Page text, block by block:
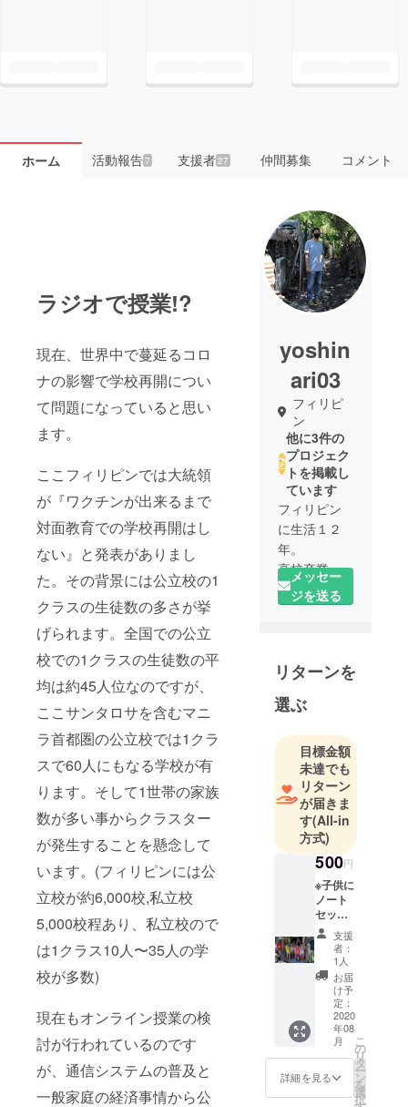
ホーム 活動報告7 支援者27 仲間募集 コメント
ラジオで授業!?
現在、世界中で蔓延るコロ
ナの影響で学校再開につい
て問題になっていると思い
ます。
ここフィリピンでは大統領
が『ワクチンが出来るまで
対面教育での学校再開はし
ない』と発表がありまし
た。その背景には公立校の1
クラスの生徒数の多さが挙
げられます。全国での公立
校での1クラスの生徒数の平
均は約45人位なのですが、
ここサンタロサを含むマニ
ラ首都圏の公立校では1クラ
スで60人にもなる学校が有
ります。そして1世帯の家族
数が多い事からクラスター
が発生することを懸念して
います。(フィリピンには公
立校が約6,000校,私立校
5,000校程あり、私立校ので
は1クラス10人〜35人の学
校が多数)
現在もオンライン授業の検
討が行われているのです
が、通信システムの普及と
一般家庭の経済事情から公
yoshin
ari03
フィリピ
ン
他に3件の
プロジェク
トを掲載し
ています
フィリピン
に生活１２
年。
高校卒業後
オーストラ
リアに３年
月間皮革研
で１年間
の皮革工場
就職。
３０歳に
フィリピン
に戻り現在
までフィリ
ピン国内で
活動してい
ます。
鞄、財布、
小物等の皮
革製品の製
造を生業と
しており、
2019年に日
CADDAD
メッセー
ジを送る
リターンを
選ぶ
目標金額
未達でも
リターン
が届きま
す(All-in
方式)
500円
※子供に
ノート
セット
を渡す
際に、
ご支援
者様の
ネーム
カード
作り、
渡した
時の写
真と共
にお礼
のメッ
セージ
支援
者：
1人
お届
け予
定：
2020
年08
月
詳細を見る
こ
の
リ
タ
ー
ン
を
選
択